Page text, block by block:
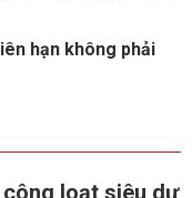
hạn không phải
loạt siêu dự